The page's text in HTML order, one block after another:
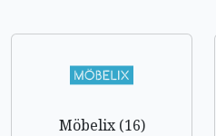
Möbelix (16)